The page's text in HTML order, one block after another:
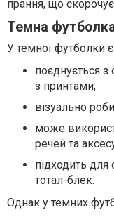
прання, що
Темна
У темної футболки
поєднується з
з принтами;
візуально
може
речей та
підходить для
тотал-блек.
Однак у темних